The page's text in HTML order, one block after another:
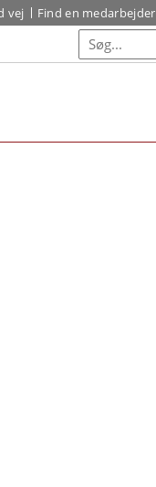
vej Find en medarbejder